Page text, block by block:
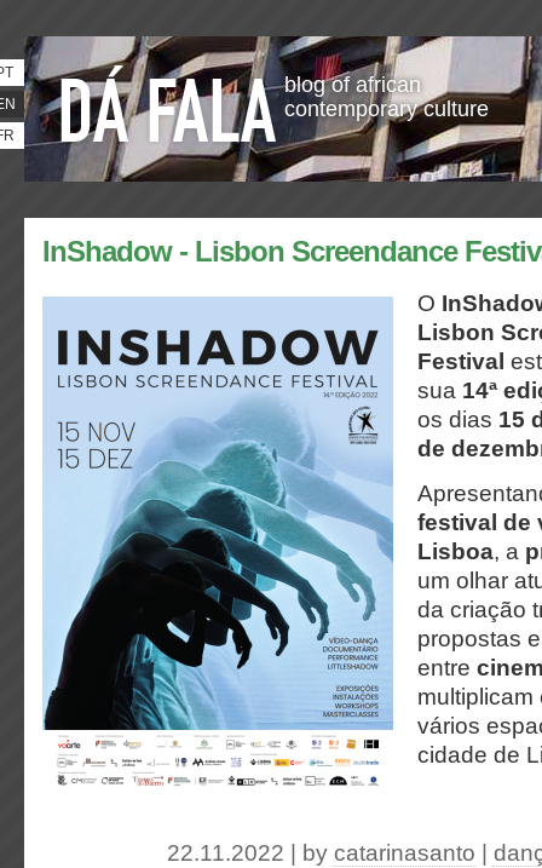
blog of african
contemporary culture
InShadow - Lisbon Screendance
O
Lisbon
Festival
sua 14ª
os dias 15
de
festival de
Lisboa, a
um olhar
da criação
propostas
entre
multiplicam
vários
cidade de
22.11.2022 | by catarinasanto